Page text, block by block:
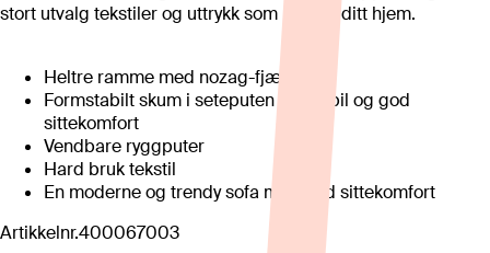
stort utvalg tekstiler og uttrykk som passer ditt hjem.
Heltre ramme med nozag-fjæring
Formstabilt skum i seteputen for stabil og god
sittekomfort
Vendbare ryggputer
Hard bruk tekstil
En moderne og trendy sofa med god sittekomfort
Artikkelnr.400067003